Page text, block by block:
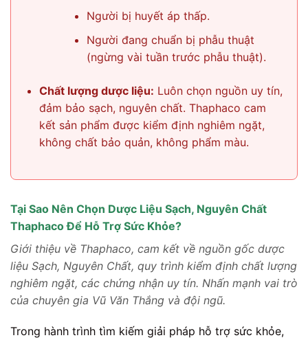
Người bị huyết áp thấp.
Người đang chuẩn bị phẫu thuật
(ngừng vài tuần trước phẫu thuật).
Chất lượng dược liệu: Luôn chọn nguồn uy tín,
đảm bảo sạch, nguyên chất. Thaphaco cam
kết sản phẩm được kiểm định nghiêm ngặt,
không chất bảo quản, không phẩm màu.
Tại Sao Nên Chọn Dược Liệu Sạch, Nguyên Chất
Thaphaco Để Hỗ Trợ Sức Khỏe?
Giới thiệu về Thaphaco, cam kết về nguồn gốc dược
liệu Sạch, Nguyên Chất, quy trình kiểm định chất lượng
nghiêm ngặt, các chứng nhận uy tín. Nhấn mạnh vai trò
của chuyên gia Vũ Văn Thắng và đội ngũ.
Trong hành trình tìm kiếm giải pháp hỗ trợ sức khỏe,